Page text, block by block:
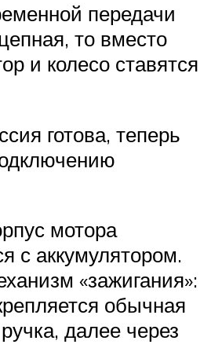
передачи
то вместо
и колесо ставятся
готова, теперь
мотора
с аккумулятором.
«зажигания»:
обычная
далее через